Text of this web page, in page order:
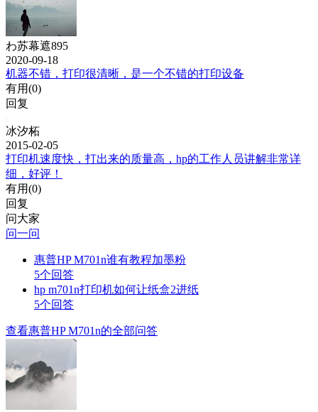
わ苏幕遮895
2020-09-18
机器不错，打印很清晰，是一个不错的打印设备
有用(0)
回复
冰汐柘
2015-02-05
打印机速度快，打出来的质量高，hp的工作人员讲解非常详
细，好评！
有用(0)
回复
问大家
问一问
惠普HP M701n谁有教程加墨粉
5个回答
hp m701n打印机如何让纸盒2进纸
5个回答
查看惠普HP M701n的全部问答